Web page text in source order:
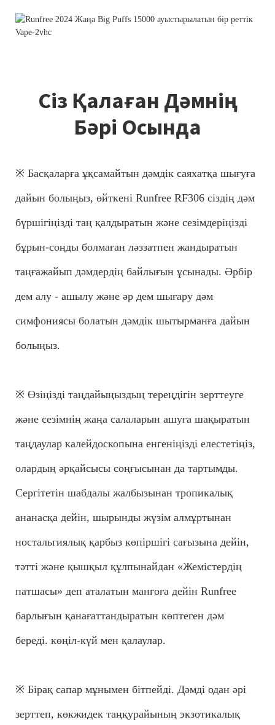
Сіз Қалаған Дәмнің
Бәрі Осында
※ Басқаларға ұқсамайтын дәмдік саяхатқа шығуға
дайын болыңыз, өйткені Runfree RF306 сіздің дәм
бүршігіңізді таң қалдыратын және сезімдеріңізді
бұрын-соңды болмаған ләззатпен жандыратын
таңғажайып дәмдердің байлығын ұсынады. Әрбір
дем алу - ашылу және әр дем шығару дәм
симфониясы болатын дәмдік шытырманға дайын
болыңыз.
※ Өзіңізді таңдайыңыздың тереңдігін зерттеуге
және сезімнің жаңа салаларын ашуға шақыратын
таңдаулар калейдоскопына енгеніңізді елестетіңіз,
олардың әрқайсысы соңғысынан да тартымды.
Сергітетін шабдалы жалбызынан тропикалық
ананасқа дейін, шырынды жүзім алмұртынан
ностальгиялық қарбыз көпіршігі сағызына дейін,
тәтті және қышқыл құлпынайдан «Жемістердің
патшасы» деп аталатын мангоға дейін Runfree
барлығын қанағаттандыратын көптеген дәм
береді. көңіл-күй мен қалаулар.
※ Бірақ сапар мұнымен бітпейді. Дәмді одан әрі
зерттеп, көкжидек таңқурайының экзотикалық